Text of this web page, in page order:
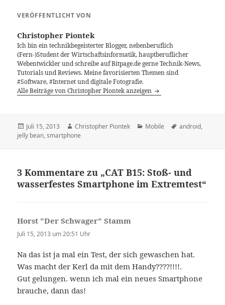
VERÖFFENTLICHT VON
Christopher Piontek
Ich bin ein technikbegeisterter Blogger, nebenberuflich
(Fern-)Student der Wirtschaftsinformatik, hauptberuflicher
Webentwickler und schreibe auf Bitpage.de gerne Technik-News,
Tutorials und Reviews. Meine favorisierten Themen sind
#Software, #Internet und digitale Fotografie.
Alle Beiträge von Christopher Piontek anzeigen
Veröffentlicht
am
Juli 15, 2013 Autor
Christopher Piontek Kategorien
Mobile Schlagwörter
android,
jelly bean,smartphone
3 Kommentare zu „CAT B15: Stoß- und
wasserfestes Smartphone im Extremtest“
Horst "Der Schwager" Stamm
Juli 15, 2013 um 20:51 Uhr
Na das ist ja mal ein Test, der sich gewaschen hat.
Was macht der Kerl da mit dem Handy????!!!!.
Gut gelungen. wenn ich mal ein neues Smartphone
brauche, dann das!